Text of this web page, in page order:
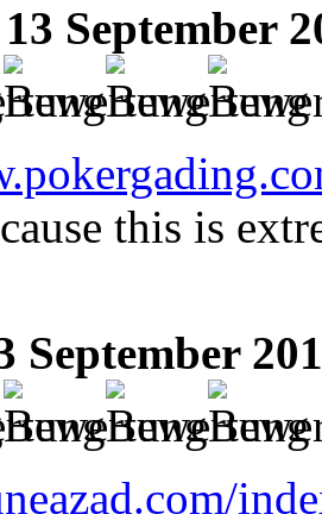
September
this is
September